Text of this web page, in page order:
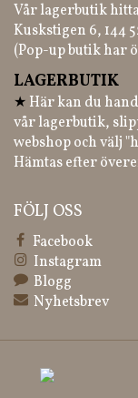
Vår lagerbutik
Kuskstigen 6, 144
(Pop-up butik har
LAGERBUTIK
★ Här kan du
vår lagerbutik,
webshop och välj
Hämtas efter
FÖLJ OSS
Facebook
Instagram
Blogg
Nyhetsbrev